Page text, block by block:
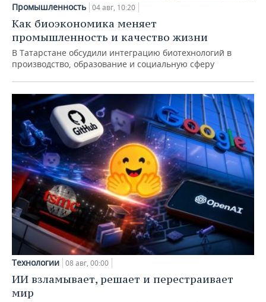
Промышленность 04 авг, 10:20
Как биоэкономика меняет
промышленность и качество жизни
В Татарстане обсудили интеграцию биотехнологий в
производство, образование и социальную сферу
Технологии 08 авг, 00:00
ИИ взламывает, решает и перестраивает
мир